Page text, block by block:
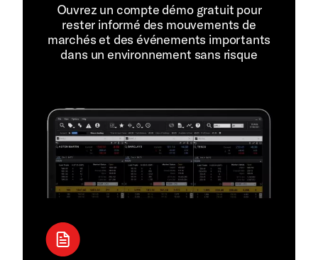
Ouvrez un compte démo gratuit pour
rester informé des mouvements de
marchés et des événements importants
dans un environnement sans risque